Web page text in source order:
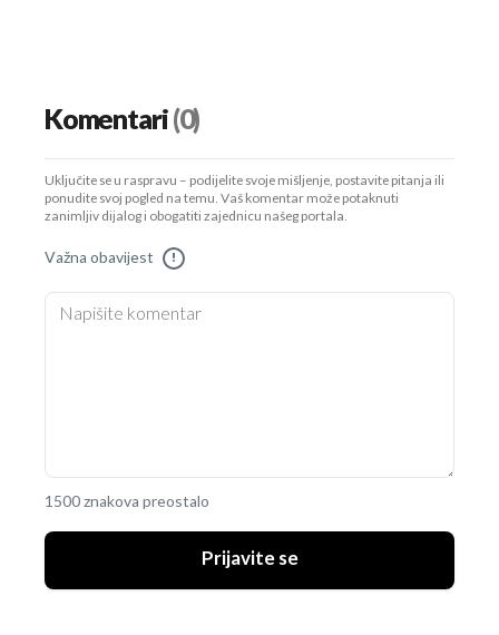
Komentari(0)
Uključite se u raspravu – podijelite svoje mišljenje, postavite pitanja ili
ponudite svoj pogled na temu. Vaš komentar može potaknuti
zanimljiv dijalog i obogatiti zajednicu našeg portala.
Važna obavijest !
1500 znakova preostalo
Prijavite se